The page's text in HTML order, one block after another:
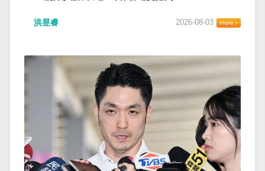
洪昱睿 2026-08-03